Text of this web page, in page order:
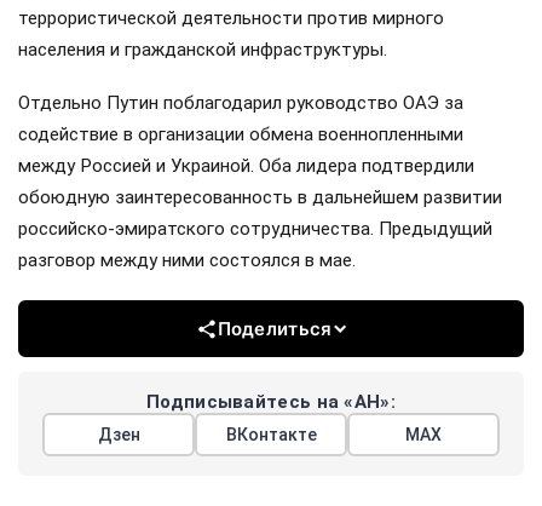
террористической деятельности против мирного
населения и гражданской инфраструктуры.
Отдельно Путин поблагодарил руководство ОАЭ за
содействие в организации обмена военнопленными
между Россией и Украиной. Оба лидера подтвердили
обоюдную заинтересованность в дальнейшем развитии
российско-эмиратского сотрудничества. Предыдущий
разговор между ними состоялся в мае.
Поделиться
Подписывайтесь на «АН»:
Дзен ВКонтакте МАХ